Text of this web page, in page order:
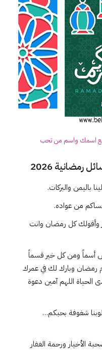
اسمك واسم من تحب
2026
باليمن والبركات.
من عواده.
وأقولك كل رمضان وانت
أسماً ومن كل خير قسماً
رمضان وبارك لك في عمرك
اللهم آمين دعوة
شغوفة بحبكم…
الأخيار ورحمة الغفار